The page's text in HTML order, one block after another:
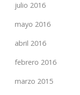
julio 2016
mayo 2016
abril 2016
febrero 2016
marzo 2015